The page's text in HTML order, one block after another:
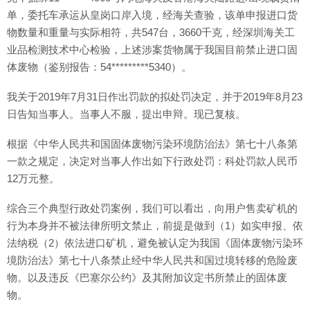
单，委托车承运从皇岗口岸入境，经海关查验，该单申报进口货
物数量和重量与实际相符，共547台，3660千克，经深圳海关工
业品检测技术中心检验，上述涉案货物属于我国目前禁止进口固
体废物（鉴别报告：54*********5340）。
我关于2019年7月31日作出罚款的拟处罚决定，并于2019年8月23
日告知当事人。当事人不服，提出申辩。现已复核。
根据《中华人民共和国固体废物污染环境防治法》第七十八条第
一款之规定，决定对当事人作出如下行政处罚：科处罚款人民币
12万元整。
综合三个典型行政处罚案例，我们可以看出，向用户售卖矿机的
行为本身并不被法律所明文禁止，前提是做到（1）如实申报、依
法纳税（2）依法进口矿机，避免被认定为我国《固体废物污染环
境防治法》第七十八条禁止经中华人民共和国过境转移的危险废
物。以及违反《巴塞尔公约》及其附加议定书所禁止的固体废
物。